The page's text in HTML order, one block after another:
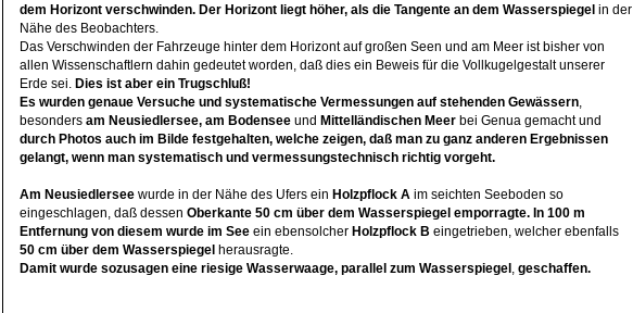
dem Horizont verschwinden. Der Horizont liegt höher, als die Tangente an dem Wasserspiegel in der
Nähe des Beobachters.
Das Verschwinden der Fahrzeuge hinter dem Horizont auf großen Seen und am Meer ist bisher von
allen Wissenschaftlern dahin gedeutet worden, daß dies ein Beweis für die Vollkugelgestalt unserer
Erde sei. Dies ist aber ein Trugschluß!
Es wurden genaue Versuche und systematische Vermessungen auf stehenden Gewässern,
besonders am Neusiedlersee, am Bodensee und Mittelländischen Meer bei Genua gemacht und
durch Photos auch im Bilde festgehalten, welche zeigen, daß man zu ganz anderen Ergebnissen
gelangt, wenn man systematisch und vermessungstechnisch richtig vorgeht.
Am Neusiedlerseewurde in der Nähe des Ufers ein Holzpflock Aim seichten Seeboden so
eingeschlagen, daß dessen Oberkante 50 cm über dem Wasserspiegel emporragte. In 100 m
Entfernung von diesem wurde im See ein ebensolcher Holzpflock B eingetrieben, welcher ebenfalls
50 cm über dem Wasserspiegel herausragte.
Damit wurde sozusagen eine riesige Wasserwaage, parallel zum Wasserspiegel , geschaffen.